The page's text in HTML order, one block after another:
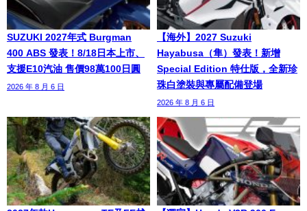
SUZUKI 2027年式 Burgman
400 ABS 發表！8/18日本上市、
支援E10汽油 售價98萬100日圓
2026 年 8 月 6 日
【海外】2027 Suzuki
Hayabusa（隼）發表！新增
Special Edition 特仕版，全新珍
珠白塗裝與專屬配備登場
2026 年 8 月 6 日